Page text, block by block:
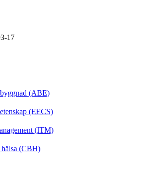
17
(ABE)
(EECS)
(ITM)
(CBH)